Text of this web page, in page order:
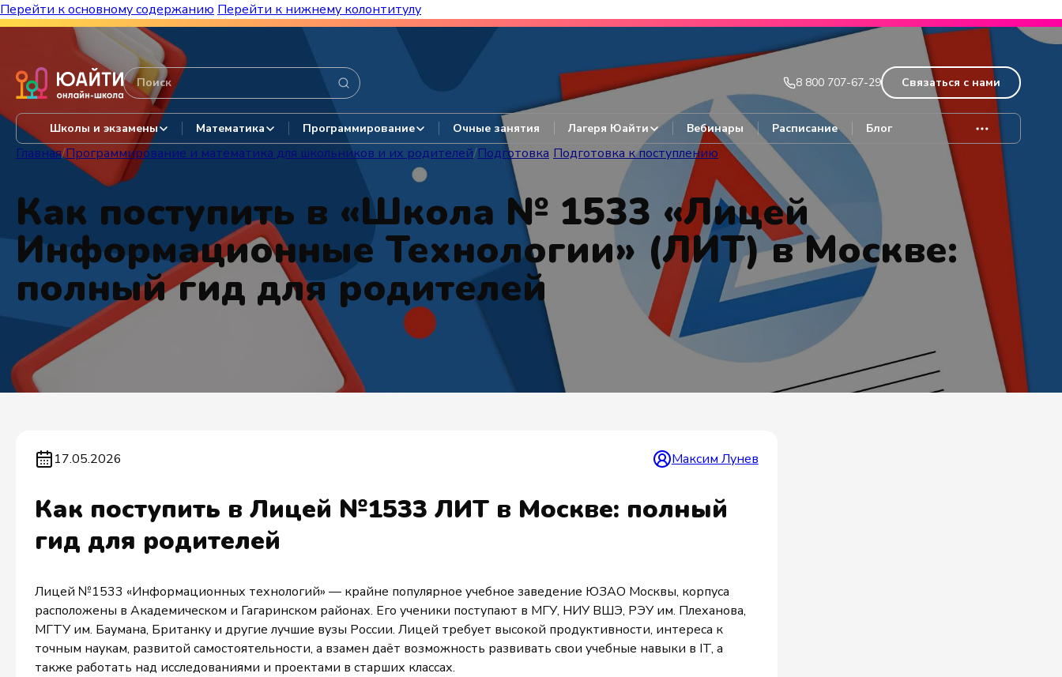
Перейти к основному содержанию Перейти к нижнему колонтитулу
Бесплатный марафон к топ-школам! Видеоразборы, гайды, авторские варианты. Записаться
8 800 707-67-29 Связаться с нами
Школы и экзамены Математика Программирование Очные занятия Лагеря Юайти Вебинары Расписание Блог
Главная/Программирование и математика для школьников и их родителей/Подготовка Подготовка к поступлению
Как поступить в «Школа № 1533 «Лицей
Информационные Технологии» (ЛИТ) в Москве:
полный гид для родителей
17.05.2026 Максим Лунев
Как поступить в Лицей №1533 ЛИТ в Москве: полный
гид для родителей
Лицей №1533 «Информационных технологий» — крайне популярное учебное заведение ЮЗАО Москвы, корпуса
расположены в Академическом и Гагаринском районах. Его ученики поступают в МГУ, НИУ ВШЭ, РЭУ им. Плеханова,
МГТУ им. Баумана, Британку и другие лучшие вузы России. Лицей требует высокой продуктивности, интереса к
точным наукам, развитой самостоятельности, а взамен даёт возможность развивать свои учебные навыки в IT, а
также работать над исследованиями и проектами в старших классах.